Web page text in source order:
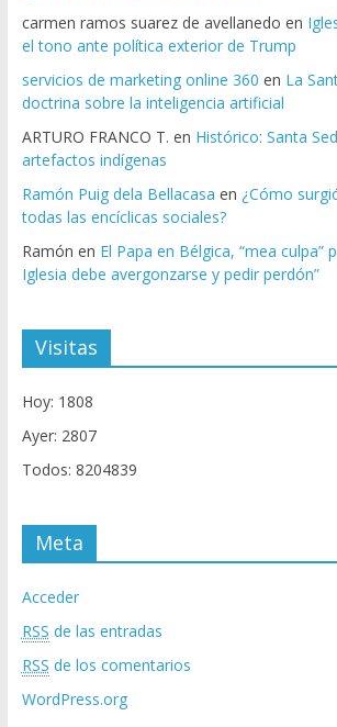
carmen ramos suarez de avellanedo en
el tono ante política exterior de Trump
servicios de marketing online 360 en La
doctrina sobre la inteligencia artificial
ARTURO FRANCO T. en Histórico: Santa
artefactos indígenas
Ramón Puig dela Bellacasa en ¿Cómo
todas las encíclicas sociales?
Ramón en El Papa en Bélgica, “mea culpa”
Iglesia debe avergonzarse y pedir perdón”
Visitas
Hoy: 1808
Ayer: 2807
Todos: 8204839
Meta
Acceder
RSS de las entradas
RSS de los comentarios
WordPress.org